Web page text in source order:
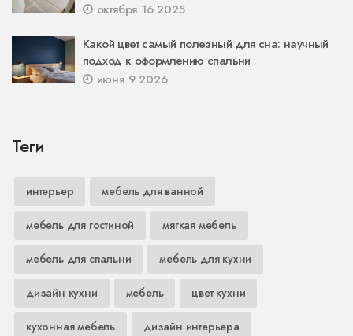
октября 16 2025
Какой цвет самый полезный для сна: научный
подход к оформлению спальни
июня 9 2026
Теги
интерьер мебель для ванной
мебель для гостиной мягкая мебель
мебель для спальни мебель для кухни
дизайн кухни мебель цвет кухни
кухонная мебель дизайн интерьера